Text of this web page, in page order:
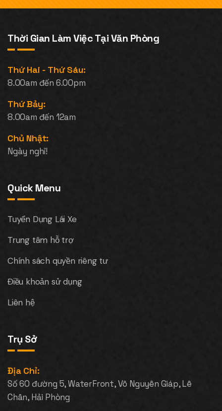
Thời Gian Làm Việc Tại Văn Phòng
Thứ Hai - Thứ Sáu:
8.00am đến 6.00pm
Thứ Bảy:
8.00am đến 12am
Chủ Nhật:
Ngày nghỉ!
Quick Menu
Tuyển Dụng Lái Xe
Trung tâm hỗ trợ
Chính sách quyền riêng tư
Điều khoản sử dụng
Liên hệ
Trụ Sở
Địa Chỉ:
Số 60 đường 5, WaterFront, Võ Nguyên Giáp, Lê
Chân, Hải Phòng